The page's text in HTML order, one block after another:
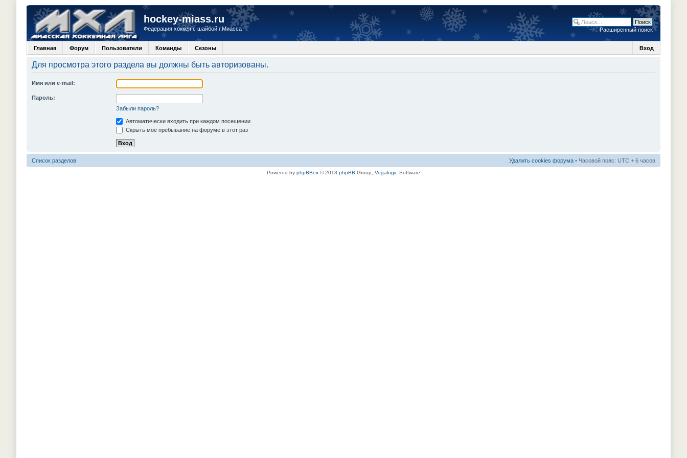
hockey-miass.ru
Федерация хоккея с шайбой г.Миасса Расширенный поиск
Главная Форум Пользователи Команды Сезоны Вход
Для просмотра этого раздела вы должны быть авторизованы.
Имя или e-mail:
Пароль:
Забыли пароль?
Автоматически входить при каждом посещении
Скрыть моё пребывание на форуме в этот раз
Список разделов Удалить cookies форума • Часовой пояс: UTC + 6 часов
Powered by phpBBex © 2013 phpBB Group, Vegalogic Software